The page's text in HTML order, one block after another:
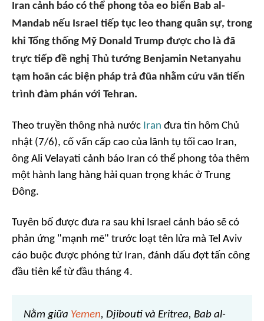
Iran cảnh báo có thể phong tỏa eo biển Bab al-
Mandab nếu Israel tiếp tục leo thang quân sự, trong
khi Tổng thống Mỹ Donald Trump được cho là đã
trực tiếp đề nghị Thủ tướng Benjamin Netanyahu
tạm hoãn các biện pháp trả đũa nhằm cứu vãn tiến
trình đàm phán với Tehran.
Theo truyền thông nhà nước Iran đưa tin hôm Chủ
nhật (7/6), cố vấn cấp cao của lãnh tụ tối cao Iran,
ông Ali Velayati cảnh báo Iran có thể phong tỏa thêm
một hành lang hàng hải quan trọng khác ở Trung
Đông.
Tuyên bố được đưa ra sau khi Israel cảnh báo sẽ có
phản ứng "mạnh mẽ" trước loạt tên lửa mà Tel Aviv
cáo buộc được phóng từ Iran, đánh dấu đợt tấn công
đầu tiên kể từ đầu tháng 4.
Nằm giữa Yemen, Djibouti và Eritrea, Bab al-